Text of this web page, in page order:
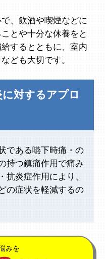
、飲酒や喫煙などに
とや十分な休養をと
するとともに、室内
ども大切です。
対するアプロ
である嚥下時痛・の
持つ鎮痛作用で痛み
抗炎症作用により、
の症状を軽減するの
みを